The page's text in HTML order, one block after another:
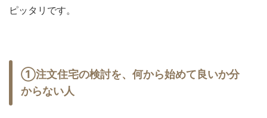
ピッタリです。
①注文住宅の検討を、何から始めて良いか分
からない人